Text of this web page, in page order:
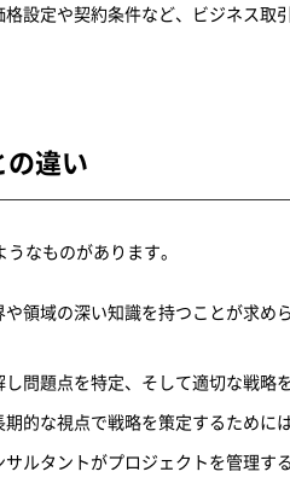
設定や契約条件など、ビジネス取
違い
なものがあります。
領域の深い知識を持つことが求
問題点を特定、そして適切な戦
的な視点で戦略を策定するために
ルタントがプロジェクトを管理